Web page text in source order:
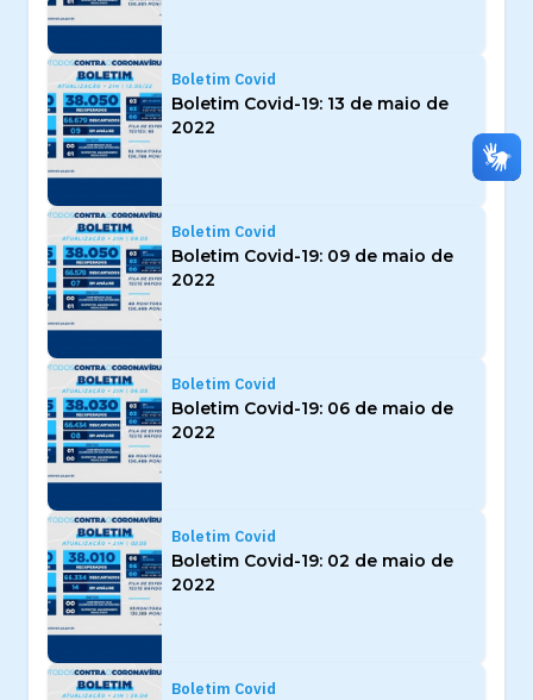
Boletim Covid
Boletim Covid-19: 13 de maio de
2022
Boletim Covid
Boletim Covid-19: 09 de maio de
2022
Boletim Covid
Boletim Covid-19: 06 de maio de
2022
Boletim Covid
Boletim Covid-19: 02 de maio de
2022
Boletim Covid